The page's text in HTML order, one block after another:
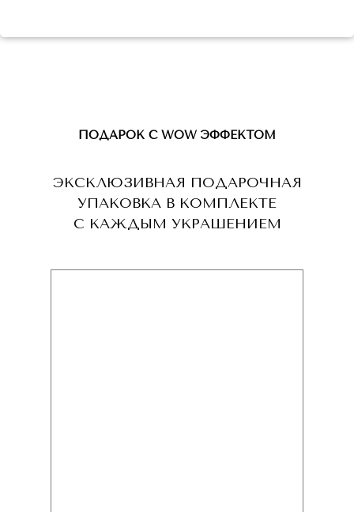
ЭКСКЛЮЗИВНАЯ ПОДАРОЧНАЯ
УПАКОВКА В КОМПЛЕКТЕ
С КАЖДЫМ УКРАШЕНИЕМ
ПОДАРОК С WOW ЭФФЕКТОМ